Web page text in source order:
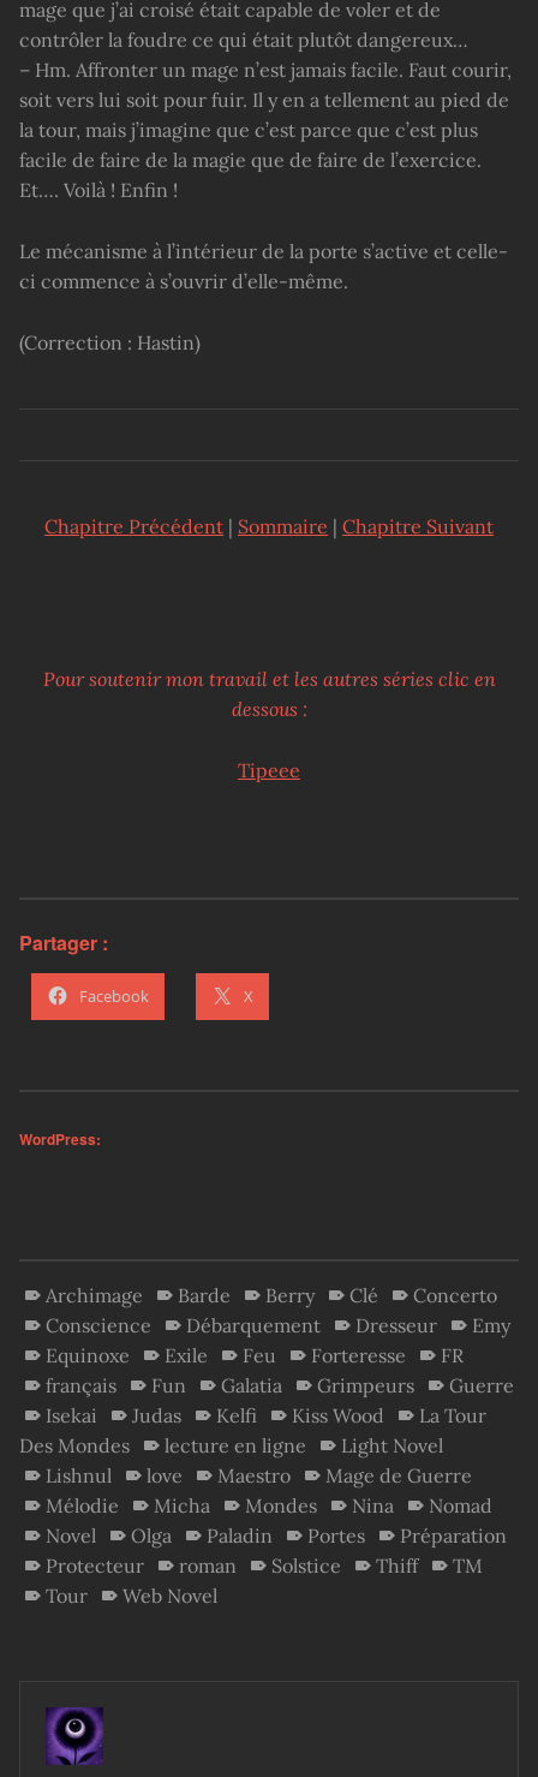
mage que j’ai croisé était capable de voler et de
contrôler la foudre ce qui était plutôt dangereux…
– Hm. Affronter un mage n’est jamais facile. Faut courir,
soit vers lui soit pour fuir. Il y en a tellement au pied de
la tour, mais j’imagine que c’est parce que c’est plus
facile de faire de la magie que de faire de l’exercice.
Et…. Voilà ! Enfin !
Le mécanisme à l’intérieur de la porte s’active et celle-
ci commence à s’ouvrir d’elle-même.
(Correction : Hastin)
Chapitre Précédent | Sommaire | Chapitre Suivant
Pour soutenir mon travail et les autres séries clic en
dessous :
Tipeee
Partager :
Facebook X
WordPress:
Archimage Barde Berry Clé
Concerto
Conscience
Débarquement Dresseur
Emy
Equinoxe
Exile Feu Forteresse
FR
français
Fun Galatia Grimpeurs
Guerre
Isekai
Judas Kelfi Kiss Wood
La Tour
Des Mondes
lecture en ligne
Light Novel
Lishnul
love Maestro
Mage de Guerre
Mélodie
Micha Mondes Nina
Nomad
Novel
Olga Paladin Portes
Préparation
Protecteur
roman Solstice Thiff
TM
Tour
Web Novel